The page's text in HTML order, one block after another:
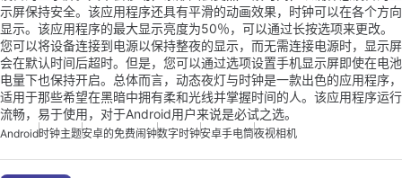
示屏保持安全。该应用程序还具有平滑的动画效果，时钟可以在各个方向
显示。该应用程序的最大显示亮度为50％，可以通过长按选项来更改。
您可以将设备连接到电源以保持整夜的显示，而无需连接电源时，显示屏
会在默认时间后超时。但是，您可以通过选项设置手机显示屏即使在电池
电量下也保持开启。总体而言，动态夜灯与时钟是一款出色的应用程序，
适用于那些希望在黑暗中拥有柔和光线并掌握时间的人。该应用程序运行
流畅，易于使用，对于Android用户来说是必试之选。
Android时钟主题安卓的免费闹钟数字时钟安卓手电筒夜视相机